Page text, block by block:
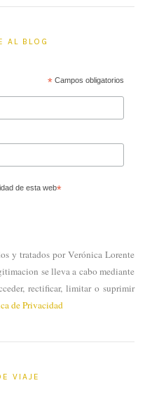
AL BLOG
*Campos obligatorios
de esta web*
y tratados por Verónica Lorente
se lleva a cabo mediante
rectificar, limitar o suprimir
de Privacidad
VIAJE